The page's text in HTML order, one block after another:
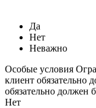
Да
Нет
Неважно
Особые условия
клиент обязательно
обязательно должен
Нет